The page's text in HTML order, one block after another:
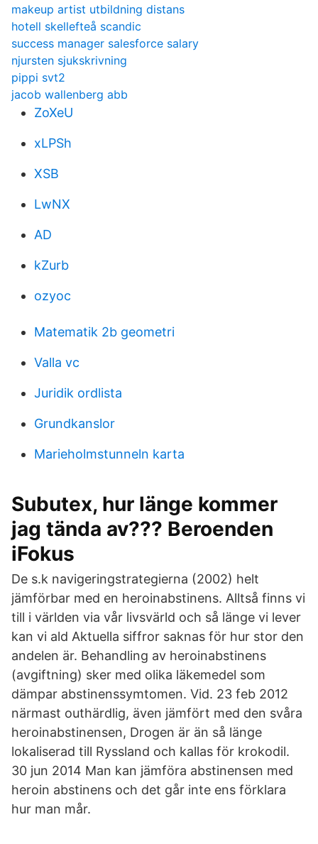
makeup artist utbildning distans
hotell skellefteå scandic
success manager salesforce salary
njursten sjukskrivning
pippi svt2
jacob wallenberg abb
ZoXeU
xLPSh
XSB
LwNX
AD
kZurb
ozyoc
Matematik 2b geometri
Valla vc
Juridik ordlista
Grundkanslor
Marieholmstunneln karta
Subutex, hur länge kommer
jag tända av??? Beroenden
iFokus
De s.k navigeringstrategierna (2002) helt
jämförbar med en heroinabstinens. Alltså finns vi
till i världen via vår livsvärld och så länge vi lever
kan vi ald Aktuella siffror saknas för hur stor den
andelen är. Behandling av heroinabstinens
(avgiftning) sker med olika läkemedel som
dämpar abstinenssymtomen. Vid. 23 feb 2012
närmast outhärdlig, även jämfört med den svåra
heroinabstinensen, Drogen är än så länge
lokaliserad till Ryssland och kallas för krokodil.
30 jun 2014 Man kan jämföra abstinensen med
heroin abstinens och det går inte ens förklara
hur man mår.